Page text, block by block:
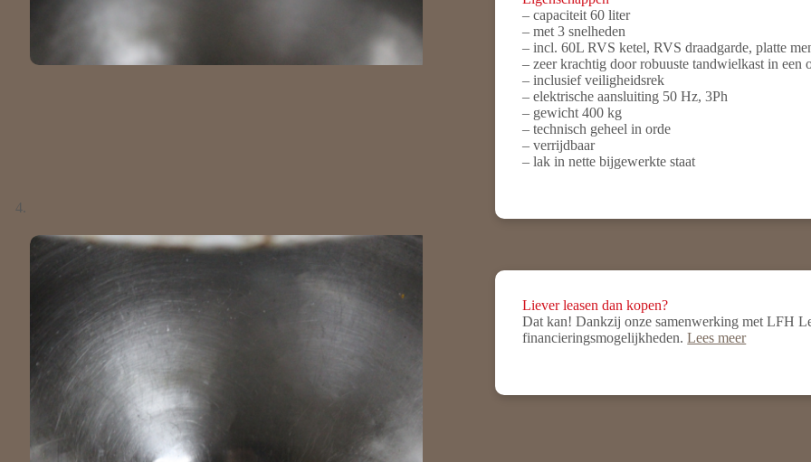
– capaciteit 60 liter
– met 3 snelheden
– incl. 60L RVS ketel, RVS draadgarde, platte
– zeer krachtig door robuuste tandwielkast in een
– inclusief veiligheidsrek
– elektrische aansluiting 50 Hz, 3Ph
– gewicht 400 kg
– technisch geheel in orde
– verrijdbaar
– lak in nette bijgewerkte staat
Liever leasen dan kopen?
Dat kan! Dankzij onze samenwerking met LFH
financieringsmogelijkheden.Lees meer